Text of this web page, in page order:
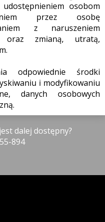
osobom
przez osobę
z naruszeniem
oraz zmianą, utratą,
odpowiednie środki
i modyfikowaniu
danych osobowych
dalej dostępny?
894